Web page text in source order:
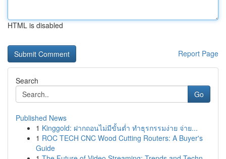
HTML is disabled
Report Page
Search
Go
Published News
1 Kinggold: ฝากถอนไม่มีขั้นต่ำ ทำธุรกรรมง่าย จ่าย...
1 ROC TECH CNC Wood Cutting Routers: A Buyer's
Guide